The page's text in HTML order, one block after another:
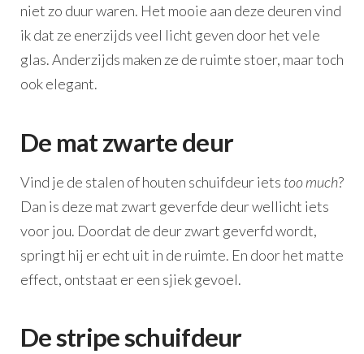
niet zo duur waren. Het mooie aan deze deuren vind
ik dat ze enerzijds veel licht geven door het vele
glas. Anderzijds maken ze de ruimte stoer, maar toch
ook elegant.
De mat zwarte deur
Vind je de stalen of houten schuifdeur iets too much?
Dan is deze mat zwart geverfde deur wellicht iets
voor jou. Doordat de deur zwart geverfd wordt,
springt hij er echt uit in de ruimte. En door het matte
effect, ontstaat er een sjiek gevoel.
De stripe schuifdeur